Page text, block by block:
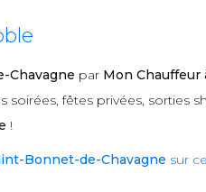
Chavagne par Mon Chauffeur
fêtes privées, sorties
!
Bonnet-de-Chavagne sur